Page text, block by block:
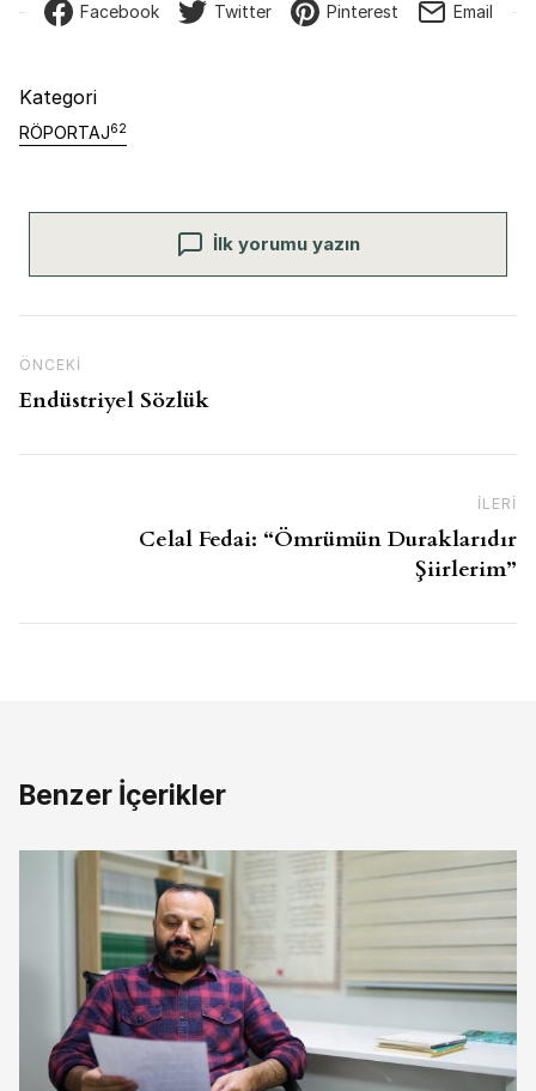
Facebook Twitter Pinterest Email
Kategori
RÖPORTAJ62
İlk yorumu yazın
Önceki İçerik
ÖNCEKI
Endüstriyel Sözlük
İLERI
Celal Fedai: “Ömrümün Duraklarıdır
Şiirlerim”
Benzer İçerikler